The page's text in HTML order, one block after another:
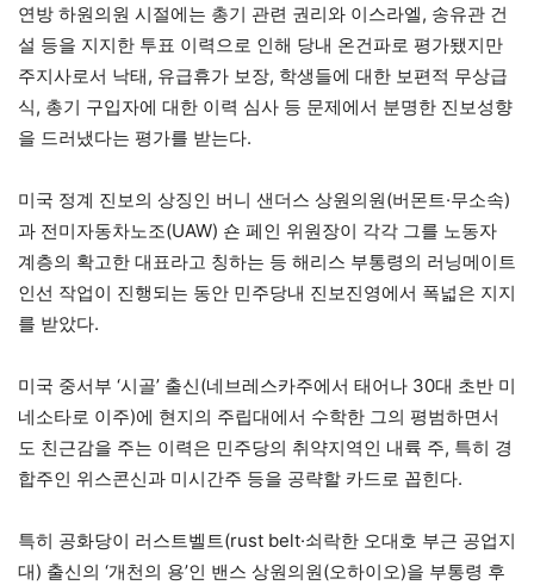
연방 하원의원 시절에는 총기 관련 권리와 이스라엘, 송유관 건
설 등을 지지한 투표 이력으로 인해 당내 온건파로 평가됐지만
주지사로서 낙태, 유급휴가 보장, 학생들에 대한 보편적 무상급
식, 총기 구입자에 대한 이력 심사 등 문제에서 분명한 진보성향
을 드러냈다는 평가를 받는다.
미국 정계 진보의 상징인 버니 샌더스 상원의원(버몬트·무소속)
과 전미자동차노조(UAW) 숀 페인 위원장이 각각 그를 노동자
계층의 확고한 대표라고 칭하는 등 해리스 부통령의 러닝메이트
인선 작업이 진행되는 동안 민주당내 진보진영에서 폭넓은 지지
를 받았다.
미국 중서부 ‘시골’ 출신(네브레스카주에서 태어나 30대 초반 미
네소타로 이주)에 현지의 주립대에서 수학한 그의 평범하면서
도 친근감을 주는 이력은 민주당의 취약지역인 내륙 주, 특히 경
합주인 위스콘신과 미시간주 등을 공략할 카드로 꼽힌다.
특히 공화당이 러스트벨트(rust belt·쇠락한 오대호 부근 공업지
대) 출신의 ‘개천의 용’인 밴스 상원의원(오하이오)을 부통령 후